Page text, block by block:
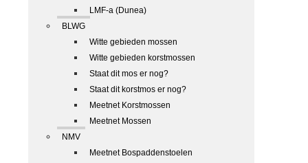
LMF-a (Dunea)
BLWG
Witte gebieden mossen
Witte gebieden korstmossen
Staat dit mos er nog?
Staat dit korstmos er nog?
Meetnet Korstmossen
Meetnet Mossen
NMV
Meetnet Bospaddenstoelen